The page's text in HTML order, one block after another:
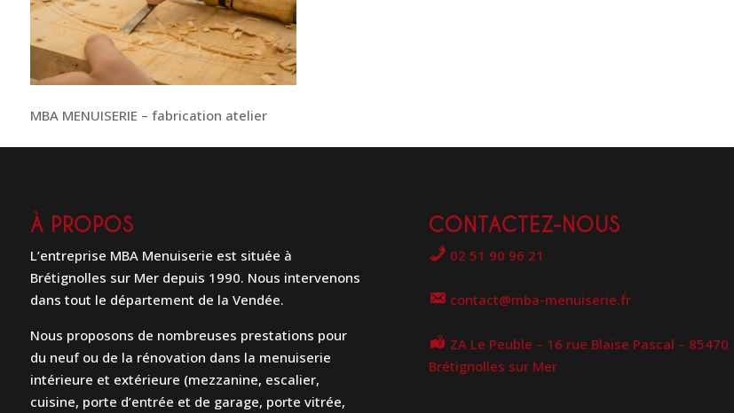
MBA MENUISERIE – fabrication atelier
À PROPOS
L’entreprise MBA Menuiserie est située à
Brétignolles sur Mer depuis 1990. Nous intervenons
dans tout le département de la Vendée.
Nous proposons de nombreuses prestations pour
du neuf ou de la rénovation dans la menuiserie
intérieure et extérieure (mezzanine, escalier,
cuisine, porte d’entrée et de garage, porte vitrée,
CONTACTEZ-NOUS
02 51 90 96 21
contact@mba-menuiserie.fr
ZA Le Peuble – 16 rue Blaise Pascal – 85470
Brétignolles sur Mer